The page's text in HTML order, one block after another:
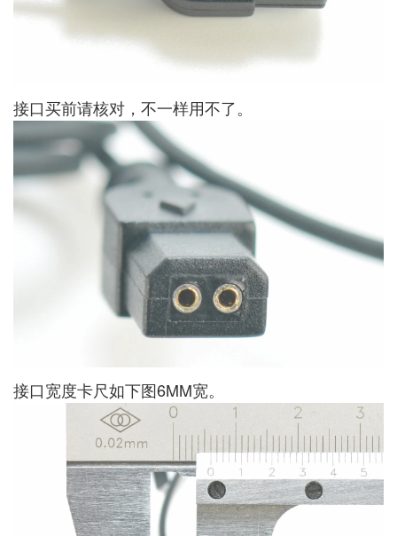
接口买前请核对，不一样用不了。
接口宽度卡尺如下图6MM宽。